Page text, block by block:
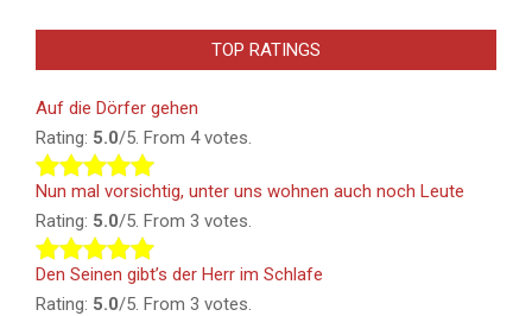
TOP RATINGS
Auf die Dörfer gehen
Rating: 5.0/5. From 4 votes.
Nun mal vorsichtig, unter uns wohnen auch noch Leute
Rating: 5.0/5. From 3 votes.
Den Seinen gibt’s der Herr im Schlafe
Rating: 5.0/5. From 3 votes.